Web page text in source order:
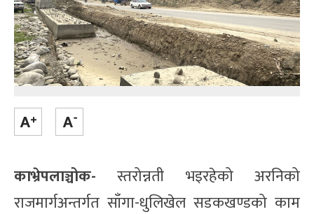
काभ्रेपलाञ्चोक-स्तरोन्नती भइरहेको अरनिको
राजमार्गअन्तर्गत साँगा-धुलिखेल सडकखण्डको काम